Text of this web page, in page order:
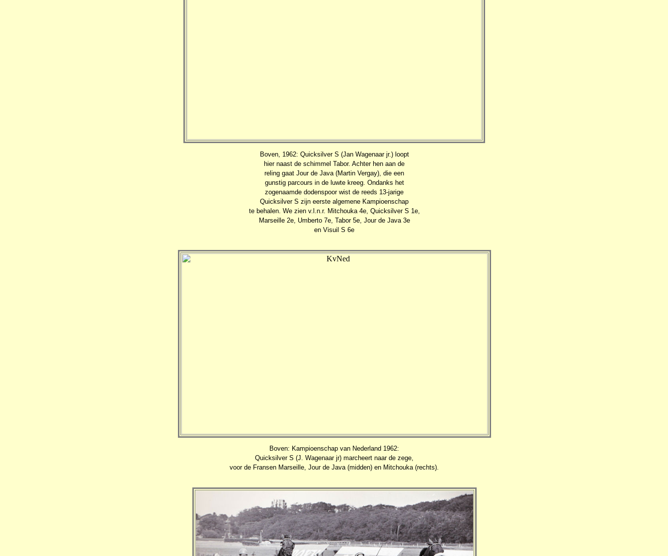
Boven, 1962: Quicksilver S (Jan Wagenaar jr.) loopt
hier naast de schimmel Tabor. Achter hen aan de
reling gaat Jour de Java (Martin Vergay), die een
gunstig parcours in de luwte kreeg. Ondanks het
zogenaamde dodenspoor wist de reeds 13-jarige
Quicksilver S zijn eerste algemene Kampioenschap
te behalen. We zien v.l.n.r. Mitchouka 4e, Quicksilver S 1e,
Marseille 2e, Umberto 7e, Tabor 5e, Jour de Java 3e
en Visuil S 6e
Boven: Kampioenschap van Nederland 1962:
Quicksilver S (J. Wagenaar jr) marcheert naar de zege,
voor de Fransen Marseille, Jour de Java (midden) en Mitchouka (rechts).